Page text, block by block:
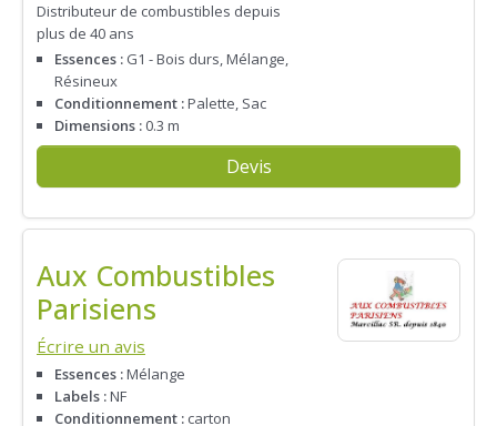
Distributeur de combustibles depuis
plus de 40 ans
Essences : G1 - Bois durs, Mélange,
Résineux
Conditionnement :Palette, Sac
Dimensions : 0.3 m
Devis
Aux Combustibles
Parisiens
Écrire un avis
Essences :Mélange
Labels :NF
Conditionnement : carton